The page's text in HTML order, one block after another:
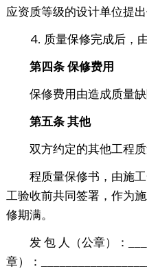
应资质等级的设计单位提
⒋ 质量保修完成后，
第四条 保修费用
保修费用由造成质量缺
第五条 其他
双方约定的其他工程质
程质量保修书，由施
工验收前共同签署，作为
修期满。
发 包 人（公章）：
章）：__________________